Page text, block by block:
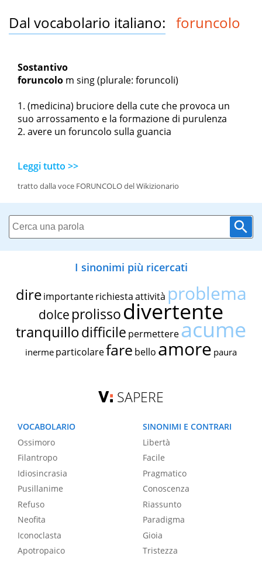
Dal vocabolario italiano: foruncolo
Sostantivo
foruncolo m sing(plurale: foruncoli)
(medicina) bruciore della cute che provoca un
suo arrossamento e la formazione di purulenza
avere un foruncolo sulla guancia
Leggi tutto >>
tratto dalla voce FORUNCOLO del Wikizionario
I sinonimi più ricercati
dire importante richiestaattività problema
dolce prolissodivertente
tranquillodifficile permettereacume
inerme particolarefare bello amore paura
SAPERE
VOCABOLARIO
Ossimoro
Filantropo
Idiosincrasia
Pusillanime
Refuso
Neofita
Iconoclasta
Apotropaico
SINONIMI E CONTRARI
Libertà
Facile
Pragmatico
Conoscenza
Riassunto
Paradigma
Gioia
Tristezza